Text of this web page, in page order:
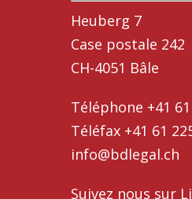
Heuberg 7
Case postale 242
CH-4051 Bâle
Téléphone +41
Téléfax +41 61
info@bdlegal.ch
Suivez nous sur